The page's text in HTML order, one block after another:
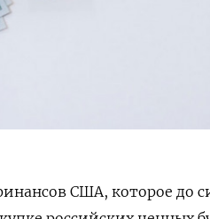
США, которое до